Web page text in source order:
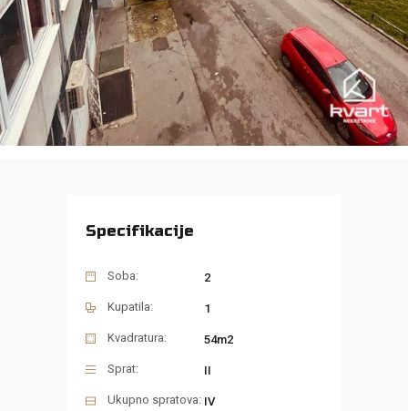
Specifikacije
Soba: 2
Kupatila: 1
Kvadratura: 54m2
Sprat: II
Ukupno spratova: IV